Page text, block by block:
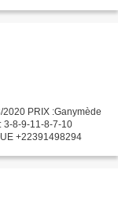
2020 PRIX :Ganymède
3-8-9-11-8-7-10
+22391498294